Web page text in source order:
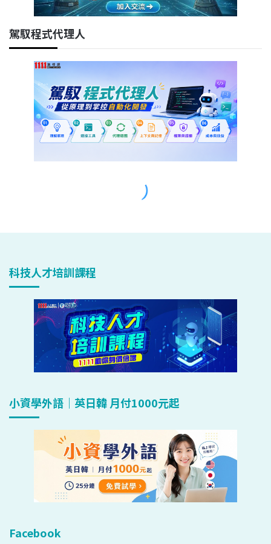
科技人才培訓課程
小資學外語｜英日韓 月付1000元起
Facebook